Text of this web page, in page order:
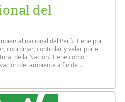
del
nacional del Perú. Tiene por
coordinar, controlar y velar por el
de la Nación. Tiene como
del ambiente a fin de ...